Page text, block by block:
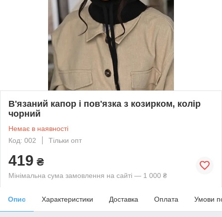
В'язаний капор і пов'язка з козирком, колір
чорний
Немає в наявності
Код: 002
Тільки опт
419 ₴
Мінімальна сума замовлення на сайті — 1 000 ₴
Опис Характеристики Доставка Оплата Умови